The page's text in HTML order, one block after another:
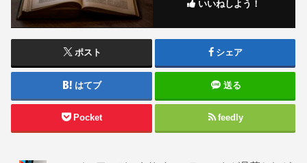
いいねしよう！
ポスト シェア
はてブ 送る
Pocket feedly